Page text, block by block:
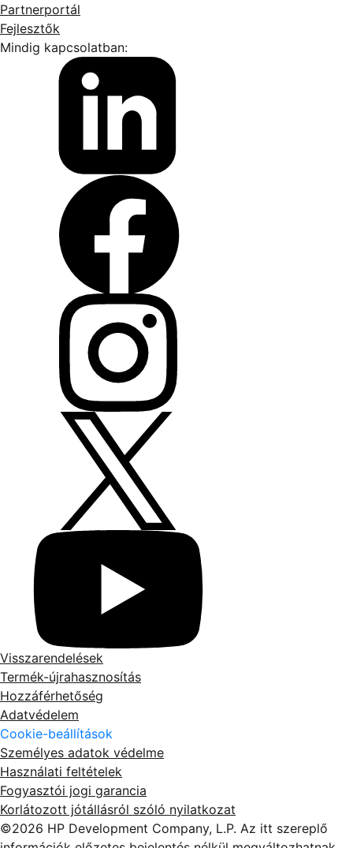
Partnerportál
Fejlesztők
Mindig kapcsolatban:
Visszarendelések
Termék-újrahasznosítás
Hozzáférhetőség
Adatvédelem
Cookie-beállítások
Személyes adatok védelme
Használati feltételek
Fogyasztói jogi garancia
Korlátozott jótállásról szóló nyilatkozat
©2026 HP Development Company, L.P. Az itt szereplő